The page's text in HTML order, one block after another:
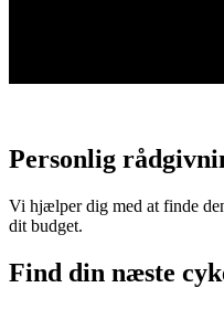
Personlig
Vi hjælper dig med at finde
dit budget.
Find din næste